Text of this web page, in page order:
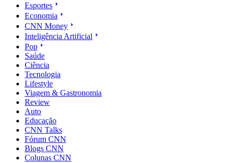
Esportes
Economia
CNN Money
Inteligência Artificial
Pop
Saúde
Ciência
Tecnologia
Lifestyle
Viagem & Gastronomia
Review
Auto
Educação
CNN Talks
Fórum CNN
Blogs CNN
Colunas CNN